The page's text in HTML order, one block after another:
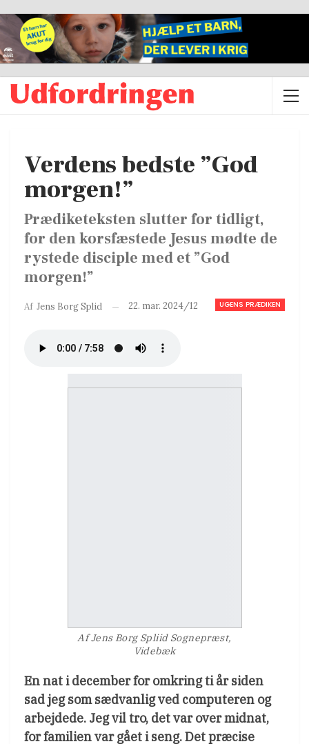
Verdens bedste ”God
morgen!”
Prædiketeksten slutter for tidligt,
for den korsfæstede Jesus mødte de
rystede disciple med et ”God
morgen!”
UGENS PRÆDIKEN
Af Jens Borg Splid 22. mar. 2024/12
Af Jens Borg Spliid Sognepræst,
Videbæk
En nat i december for omkring ti år siden
sad jeg som sædvanlig ved computeren og
arbejdede. Jeg vil tro, det var over midnat,
for familien var gået i seng. Det præcise